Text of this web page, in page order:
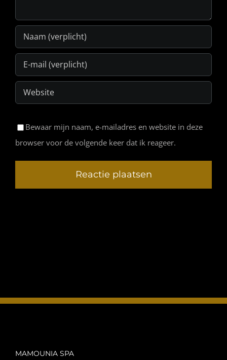
Bewaar mijn naam, e-mailadres en website in deze
browser voor de volgende keer dat ik reageer.
MAMOUNIA SPA